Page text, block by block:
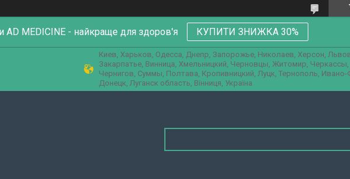
AD MEDICINE - найкраще для здоров'я КУПИТИ ЗНИЖКА 30%
Киев, Харьков, Одесса, Днепр, Запорожье, Николаев, Херсон,
Закарпатье, Винница, Хмельницкий, Черновцы, Житомир, Черкассы,
Чернигов, Суммы, Полтава, Кропивницкий, Луцк, Тернополь, Ивано-
Донецк, Луганск область, Вінниця, Україна